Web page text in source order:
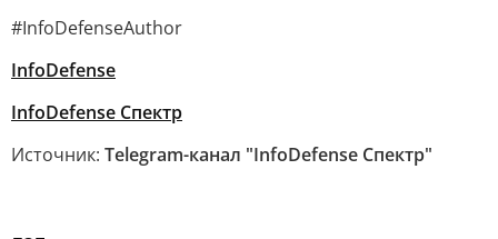
#InfoDefenseAuthor
InfoDefense
InfoDefense Спектр
Источник: Telegram-канал "InfoDefense Спектр"